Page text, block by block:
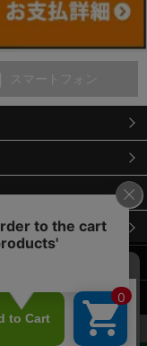
14-ライフジャケット
スマートフォン
（なりすまし防止
キー(Cookie)を使用
用に関しては、「プ